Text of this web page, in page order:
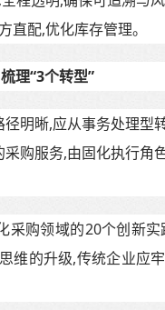
直配,优化库存管理。
梳理“3个转型”
明晰,应从事务处理型
购服务,由固化执行角
采购领域的20个创新
维的升级,传统企业应